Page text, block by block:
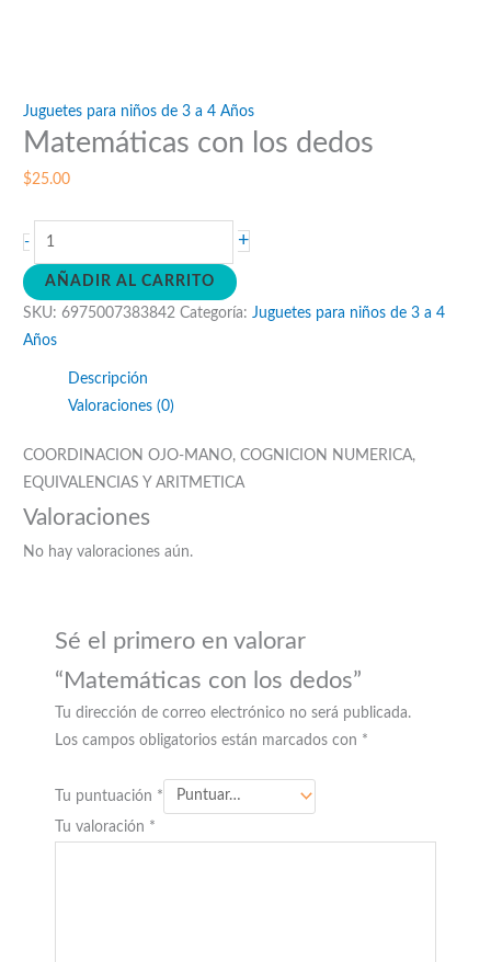
Juguetes para niños de 3 a 4 Años
Matemáticas con los dedos
$25.00
-
Matemáticas
con
los
dedos
cantidad
+
AÑADIR AL CARRITO
SKU:6975007383842 Categoría:Juguetes para niños de 3 a 4
Años
Descripción
Valoraciones (0)
COORDINACION OJO-MANO, COGNICION NUMERICA,
EQUIVALENCIAS Y ARITMETICA
Valoraciones
No hay valoraciones aún.
Sé el primero en valorar
“Matemáticas con los dedos”
Tu dirección de correo electrónico no será publicada.
Los campos obligatorios están marcados con *
Tu puntuación *
Tu valoración *